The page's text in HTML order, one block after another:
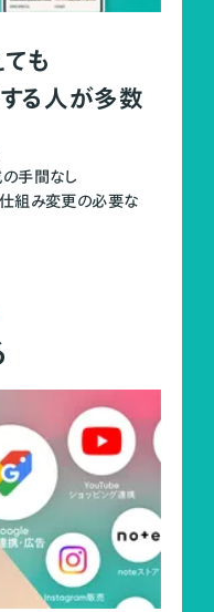
も
る人が多数
の手間なし
仕組み変更の必要な